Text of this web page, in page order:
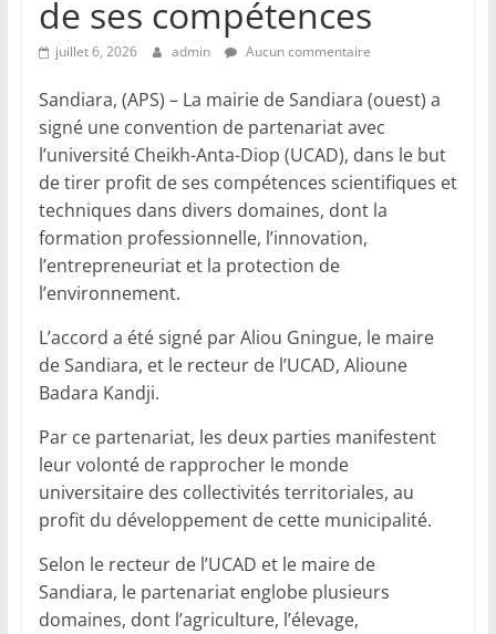
de ses compétences
juillet 6, 2026 admin Aucun commentaire
Sandiara, (APS) – La mairie de Sandiara (ouest) a
signé une convention de partenariat avec
l’université Cheikh-Anta-Diop (UCAD), dans le but
de tirer profit de ses compétences scientifiques et
techniques dans divers domaines, dont la
formation professionnelle, l’innovation,
l’entrepreneuriat et la protection de
l’environnement.
L’accord a été signé par Aliou Gningue, le maire
de Sandiara, et le recteur de l’UCAD, Alioune
Badara Kandji.
Par ce partenariat, les deux parties manifestent
leur volonté de rapprocher le monde
universitaire des collectivités territoriales, au
profit du développement de cette municipalité.
Selon le recteur de l’UCAD et le maire de
Sandiara, le partenariat englobe plusieurs
domaines, dont l’agriculture, l’élevage,